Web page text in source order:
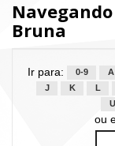
Bruna
Ir para: 0-9 A
J
K L
U
ou